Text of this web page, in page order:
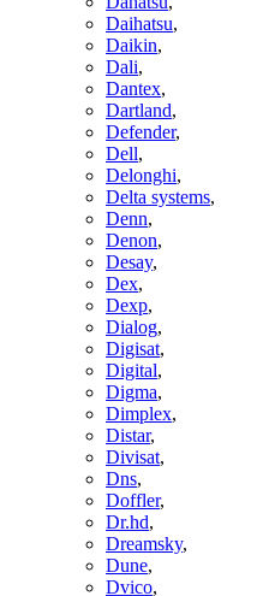
Daihatsu,
Daikin,
Dali,
Dantex,
Dartland,
Defender,
Dell,
Delonghi,
Delta systems,
Denn,
Denon,
Desay,
Dex,
Dexp,
Dialog,
Digisat,
Digital,
Digma,
Dimplex,
Distar,
Divisat,
Dns,
Doffler,
Dr.hd,
Dreamsky,
Dune,
Dvico,